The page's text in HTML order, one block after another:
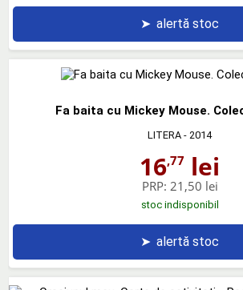
➤ alertă stoc
Fa baita cu Mickey Mouse.
LITERA - 2014
16,77 lei
PRP: 21,50 lei
stoc indisponibil
➤ alertă stoc